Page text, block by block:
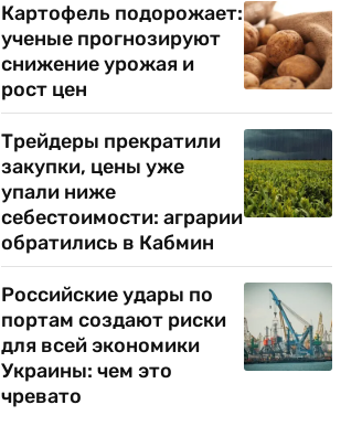
Картофель подорожает:
ученые прогнозируют
снижение урожая и
рост цен
Трейдеры прекратили
закупки, цены уже
упали ниже
себестоимости: аграрии
обратились в Кабмин
Российские удары по
портам создают риски
для всей экономики
Украины: чем это
чревато